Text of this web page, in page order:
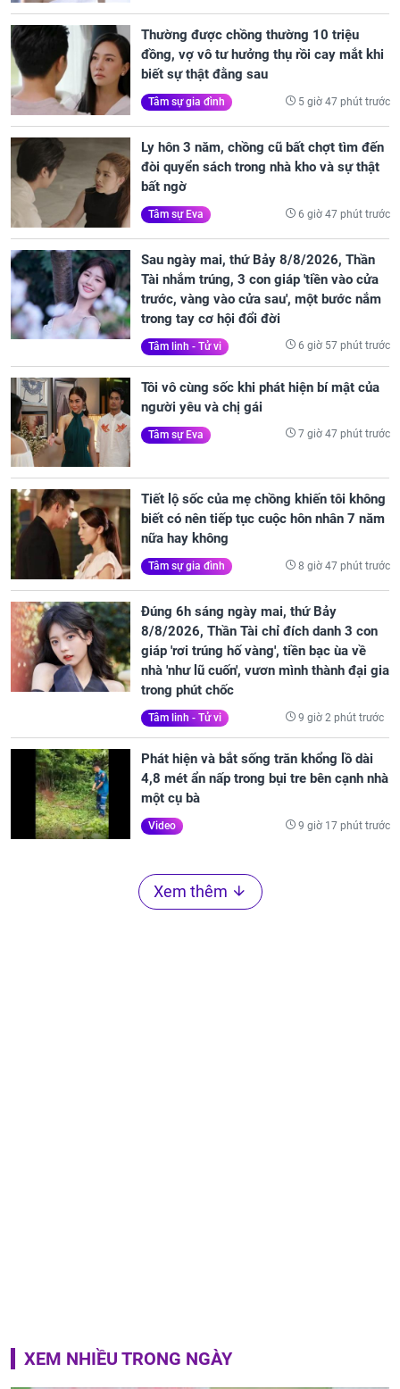
Thường được chồng thường 10 triệu
đồng, vợ vô tư hưởng thụ rồi cay mắt khi
biết sự thật đằng sau
Tâm sự gia đình 5 giờ 47 phút trước
Ly hôn 3 năm, chồng cũ bất chợt tìm đến
đòi quyển sách trong nhà kho và sự thật
bất ngờ
Tâm sự Eva 6 giờ 47 phút trước
Sau ngày mai, thứ Bảy 8/8/2026, Thần
Tài nhắm trúng, 3 con giáp 'tiền vào cửa
trước, vàng vào cửa sau', một bước nắm
trong tay cơ hội đổi đời
Tâm linh - Tử vi 6 giờ 57 phút trước
Tôi vô cùng sốc khi phát hiện bí mật của
người yêu và chị gái
Tâm sự Eva 7 giờ 47 phút trước
Tiết lộ sốc của mẹ chồng khiến tôi không
biết có nên tiếp tục cuộc hôn nhân 7 năm
nữa hay không
Tâm sự gia đình 8 giờ 47 phút trước
Đúng 6h sáng ngày mai, thứ Bảy
8/8/2026, Thần Tài chỉ đích danh 3 con
giáp 'rơi trúng hố vàng', tiền bạc ùa về
nhà 'như lũ cuốn', vươn mình thành đại gia
trong phút chốc
Tâm linh - Tử vi 9 giờ 2 phút trước
Phát hiện và bắt sống trăn khổng lồ dài
4,8 mét ẩn nấp trong bụi tre bên cạnh nhà
một cụ bà
Video 9 giờ 17 phút trước
Xem thêm
XEM NHIỀU TRONG NGÀY